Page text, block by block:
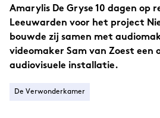
Amarylis De Gryse 10 dagen op
Leeuwarden voor het project
bouwde zij samen met
videomaker Sam van Zoest een
audiovisuele installatie.
De Verwonderkamer